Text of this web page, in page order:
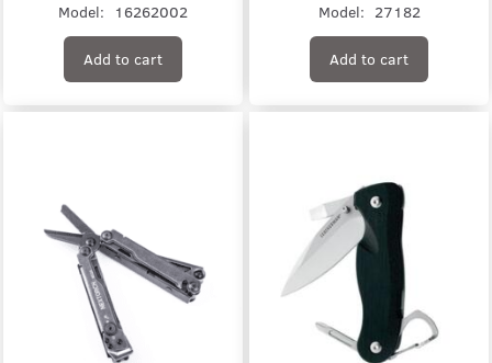
Model: 16262002
Add to cart
Model: 27182
Add to cart